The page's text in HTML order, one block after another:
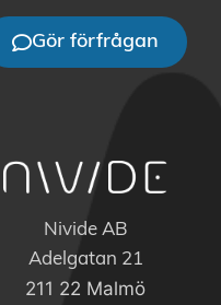
Gör förfrågan
Nivide AB
Adelgatan 21
211 22 Malmö